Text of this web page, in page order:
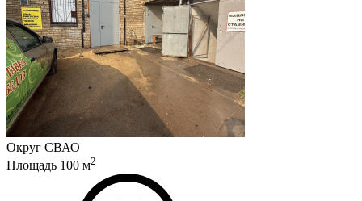
Округ СВАО
Площадь 100 м2